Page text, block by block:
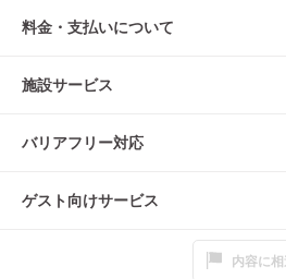
料金・支払いについて
施設サービス
バリアフリー対応
ゲスト向けサービス
内容に